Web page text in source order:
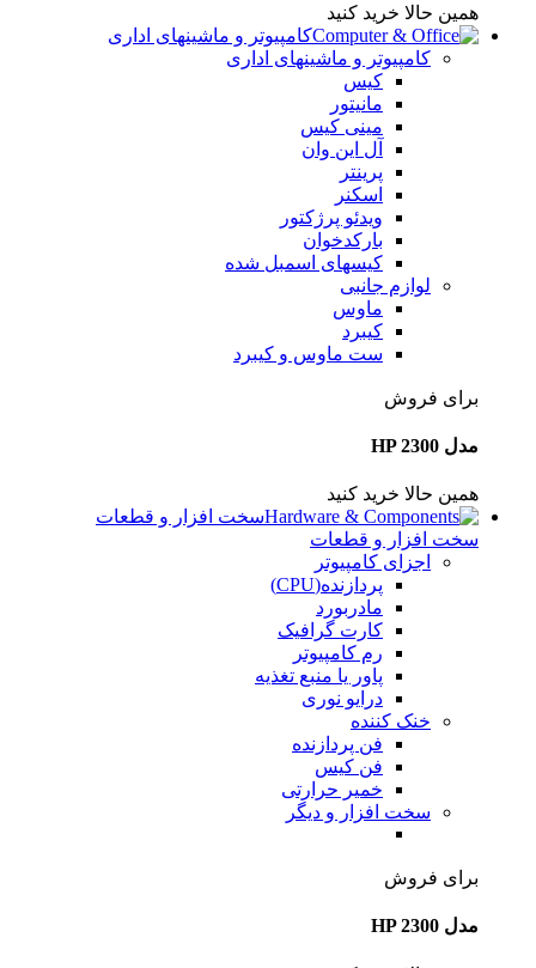
همین حالا خرید کنید
کامپیوتر و ماشینهای اداری
کامپیوتر و ماشینهای اداری
کیس
مانیتور
مینی کیس
آل این وان
پرینتر
اسکنر
ویدئو پرژکتور
بارکدخوان
کیسهای اسمبل شده
لوازم جانبی
ماوس
کیبرد
ست ماوس و کیبرد
برای فروش
مدل HP 2300
همین حالا خرید کنید
سخت افزار و قطعات
سخت افزار و قطعات
اجزای کامپیوتر
پردازنده(CPU)
مادربورد
کارت گرافیک
رم کامپیوتر
پاور یا منبع تغذیه
درایو نوری
خنک کننده
فن پردازنده
فن کیس
خمیر حرارتی
سخت افزار و دیگر
برای فروش
مدل HP 2300